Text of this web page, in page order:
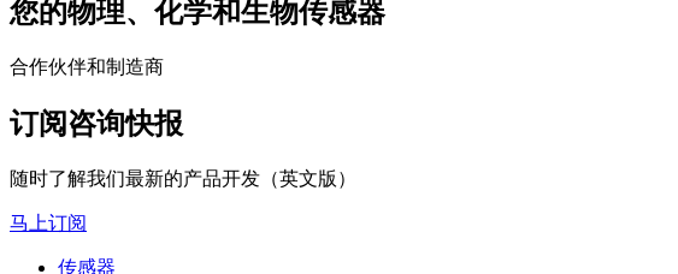
您的物理、化学和生物传感器
合作伙伴和制造商
订阅咨询快报
随时了解我们最新的产品开发（英文版）
马上订阅
传感器